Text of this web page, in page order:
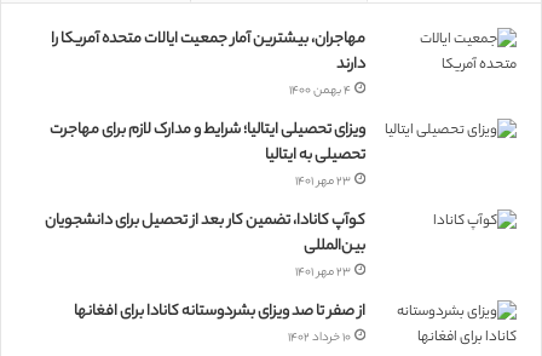
مهاجران، بیشترین آمار جمعیت ایالات متحده آمریکا را
دارند
۴ بهمن ۱۴۰۰
ویزای تحصیلی ایتالیا؛ شرایط و مدارک لازم برای مهاجرت
تحصیلی به ایتالیا
۲۳ مهر ۱۴۰۱
کوآپ کانادا، تضمین کار بعد از تحصیل برای دانشجویان
بین‌المللی
۲۳ مهر ۱۴۰۱
از صفر تا صد ویزای بشردوستانه کانادا برای افغانها
۱۰ خرداد ۱۴۰۲